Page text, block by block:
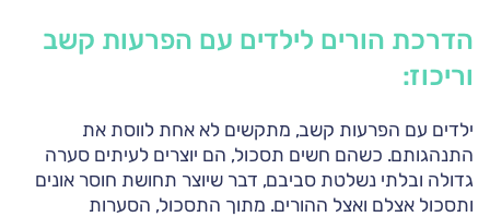
הדרכת הורים לילדים עם הפרעות קשב
וריכוז:
ילדים עם הפרעות קשב, מתקשים לא אחת לווסת את
התנהגותם. כשהם חשים תסכול, הם יוצרים לעיתים סערה
גדולה ובלתי נשלטת סביבם, דבר שיוצר תחושת חוסר אונים
ותסכול אצלם ואצל ההורים. מתוך התסכול, הסערות